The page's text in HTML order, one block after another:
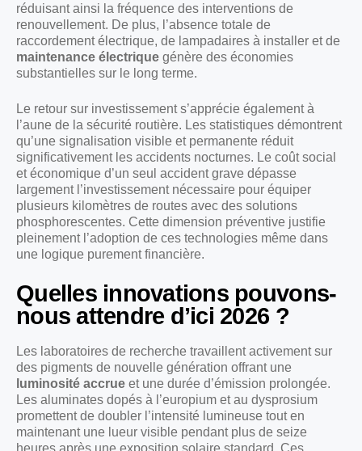
réduisant ainsi la fréquence des interventions de
renouvellement. De plus, l’absence totale de
raccordement électrique, de lampadaires à installer et de
maintenance électrique génère des économies
substantielles sur le long terme.
Le retour sur investissement s’apprécie également à
l’aune de la sécurité routière. Les statistiques démontrent
qu’une signalisation visible et permanente réduit
significativement les accidents nocturnes. Le coût social
et économique d’un seul accident grave dépasse
largement l’investissement nécessaire pour équiper
plusieurs kilomètres de routes avec des solutions
phosphorescentes. Cette dimension préventive justifie
pleinement l’adoption de ces technologies même dans
une logique purement financière.
Quelles innovations pouvons-
nous attendre d’ici 2026 ?
Les laboratoires de recherche travaillent activement sur
des pigments de nouvelle génération offrant une
luminosité accrue et une durée d’émission prolongée.
Les aluminates dopés à l’europium et au dysprosium
promettent de doubler l’intensité lumineuse tout en
maintenant une lueur visible pendant plus de seize
heures après une exposition solaire standard. Ces